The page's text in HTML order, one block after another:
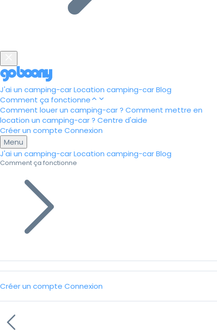
J'ai un camping-carLocation camping-carBlog
Comment ça fonctionne
Comment louer un camping-car ? Comment mettre en
location un camping-car ? Centre d'aide
Créer un compte Connexion
Menu
J'ai un camping-carLocation camping-carBlog
Comment ça fonctionne
Créer un compte Connexion